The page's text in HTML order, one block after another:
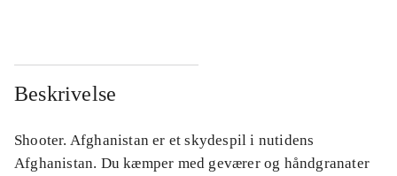
Beskrivelse
Shooter. Afghanistan er et skydespil i nutidens
Afghanistan. Du kæmper med geværer og håndgranater